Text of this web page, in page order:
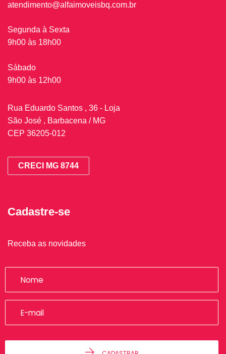
atendimento@alfaimoveisbq.com.br
Segunda à Sexta
9h00 às 18h00
Sábado
9h00 às 12h00
Rua Eduardo Santos , 36 - Loja
São José , Barbacena / MG
CEP 36205-012
CRECI MG 8744
Cadastre-se
Receba as novidades